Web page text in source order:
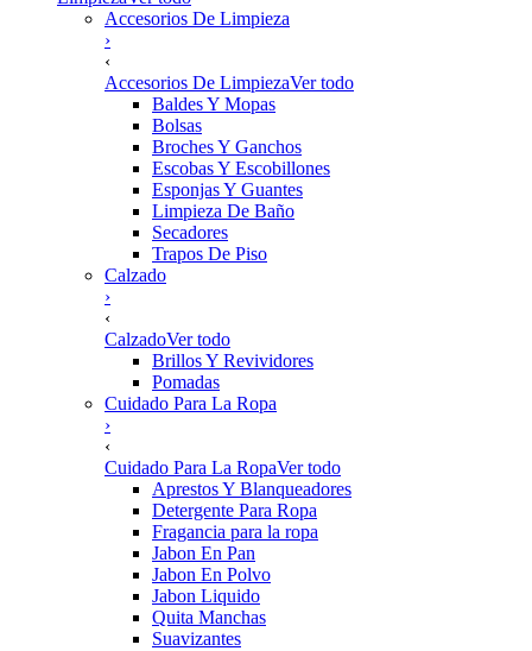
Accesorios De Limpieza
›
‹
Accesorios De LimpiezaVer todo
Baldes Y Mopas
Bolsas
Broches Y Ganchos
Escobas Y Escobillones
Esponjas Y Guantes
Limpieza De Baño
Secadores
Trapos De Piso
Calzado
›
‹
CalzadoVer todo
Brillos Y Revividores
Pomadas
Cuidado Para La Ropa
›
‹
Cuidado Para La RopaVer todo
Aprestos Y Blanqueadores
Detergente Para Ropa
Fragancia para la ropa
Jabon En Pan
Jabon En Polvo
Jabon Liquido
Quita Manchas
Suavizantes